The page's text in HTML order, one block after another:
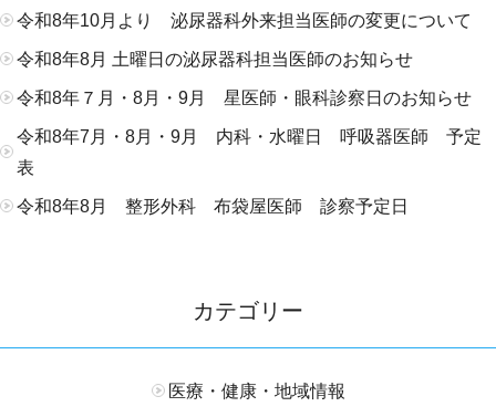
令和8年10月より 泌尿器科外来担当医師の変更について
令和8年8月 土曜日の泌尿器科担当医師のお知らせ
令和8年７月・8月・9月 星医師・眼科診察日のお知らせ
令和8年7月・8月・9月 内科・水曜日 呼吸器医師 予定
表
令和8年8月 整形外科 布袋屋医師 診察予定日
カテゴリー
医療・健康・地域情報